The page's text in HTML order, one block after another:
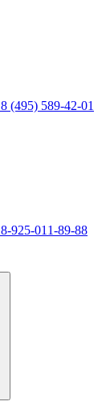
8 (495) 589-42-01
8-925-011-89-88